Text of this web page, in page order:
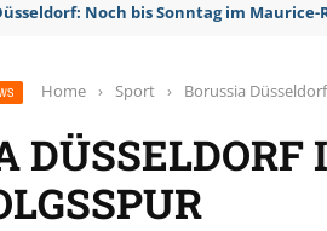
Noch bis Sonntag im Maurice-
Home › Sport › Borussia